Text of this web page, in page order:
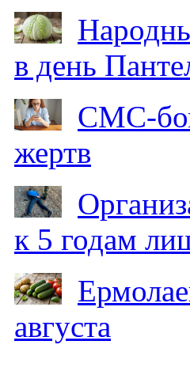
в день
СМС-
жертв
к 5 годам
августа